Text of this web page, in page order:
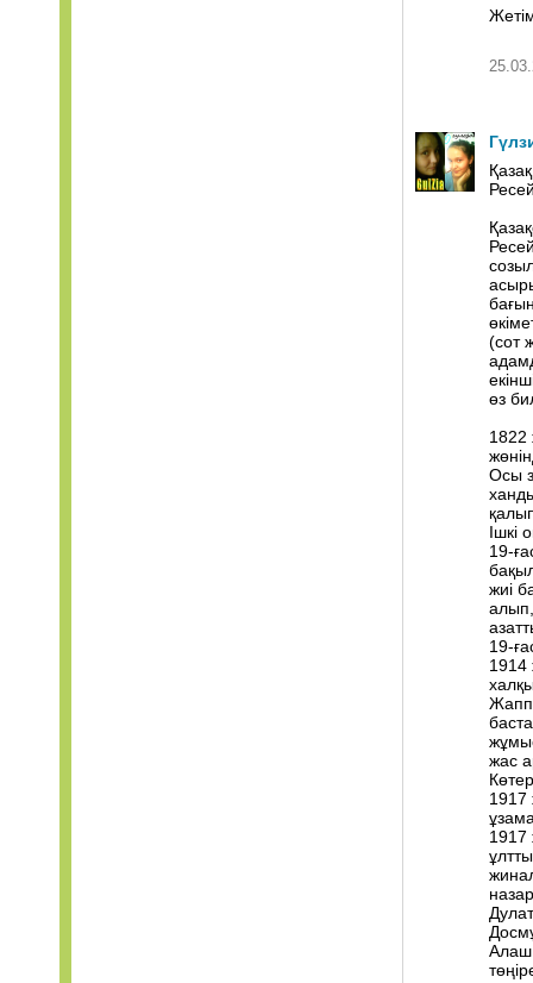
(сот
өз
1822
Осы
Ішкі
19-
жиі
19-
1914
жас
1917
1917
Алаш